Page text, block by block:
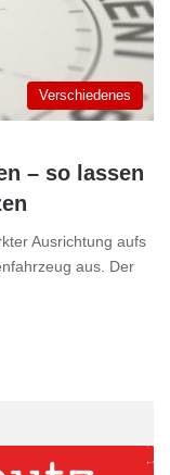
Verschiedenes
– so lassen
Ausrichtung aufs
aus. Der